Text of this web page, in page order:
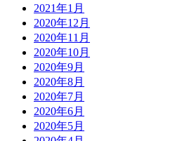
2021年1月
2020年12月
2020年11月
2020年10月
2020年9月
2020年8月
2020年7月
2020年6月
2020年5月